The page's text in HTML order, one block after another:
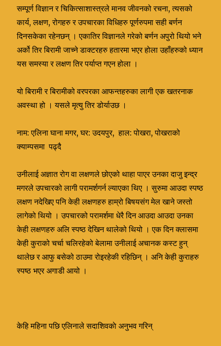
सम्पूर्ण विज्ञान र चिकित्साशास्त्रले मानव जीवनको रचना, त्यसको
कार्य, लक्षण, रोगहरु र उपचारका विधिहरु पूर्णरुपमा सही बर्णन
दिनसकेका रहेनछन् । एकातिर विज्ञानले गरेको बर्णन अपुरो थियो भने
अर्को तिर बिरामी जाच्ने डाक्टरहरु हतारमा भएर होला उहाँहरुको ध्यान
यस समस्या र लक्षण तिर पर्याप्त गएन होला ।
यो बिरामी र बिरामीको वरपरका आफन्तहरुका लागी एक खतरनाक
अवस्था हो । यसले मृत्यु तिर डोर्याउछ ।
नाम: एलिना घाना मगर, घर: उदयपुर, हाल: पोखरा, पोखराको
क्याम्पसमा पढ्दै
उनीलाई अज्ञात रोग वा लक्षणले छोएको थाहा पाएर उनका दाजु इन्द्र
मगरले उपचारको लागी परामर्शगर्न ल्याएका थिए । सुरुमा आउदा स्पष्ठ
लक्षण नदेखिए पनि केही लक्षणहरु हाम्रो बिषयसंग मेल खाने जस्तो
लागेको थियो । उपचारको परामर्शमा धेरै दिन आउदा आउदा उनका
केही लक्षणहरु अलि स्पष्ठ देखिन थालेको थियो । एक दिन क्लासमा
केही कुराको चर्चा चलिरहेको बेलामा उनीलाई अचानक कस्ट हुन्
थालेछ र आफु बसेको ठाउमा रोइरहेकी रहिछिन् । अनि केही कुराहरु
स्पष्ठ भएर अगाडी आयो ।
केहि महिना पछि एलिनाले सदाशिवकाे अनुभव गरिन्